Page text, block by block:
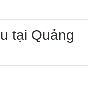
tại Quảng